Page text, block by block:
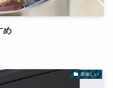
め
美味しい